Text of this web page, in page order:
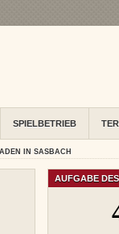
SPIELBETRIEB
IN SASBACH
AUFGABE